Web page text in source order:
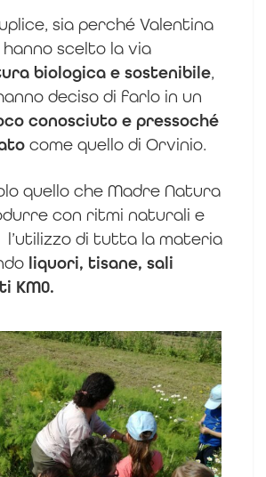
sia perché Valentina
scelto la via
biologica e sostenibile,
deciso di farlo in un
conosciuto e pressoché
come quello di Orvinio.
quello che Madre Natura
con ritmi naturali e
l’utilizzo di tutta la materia
liquori, tisane, sali
KM0.